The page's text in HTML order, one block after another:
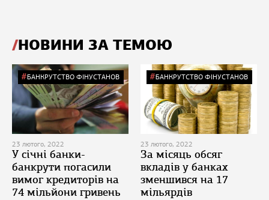
НОВИНИ ЗА ТЕМОЮ
БАНКРУТСТВО ФІНУСТАНОВ
23 лютого, 2022
У січні банки-
банкрути погасили
вимог кредиторів на
74 мільйони гривень
БАНКРУТСТВО ФІНУСТАНОВ
23 лютого, 2022
За місяць обсяг
вкладів у банках
зменшився на 17
мільярдів